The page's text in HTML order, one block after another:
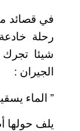
في قصائد
رحلة
شيئا تجرك
الجيران :
” الماء
يلف حولها